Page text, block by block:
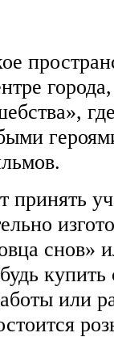
снов»
купить
или